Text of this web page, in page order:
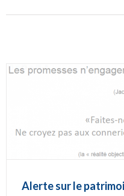
Alerte sur le